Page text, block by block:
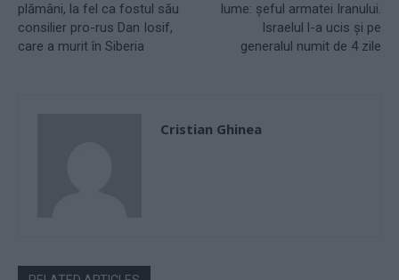
plămâni, la fel ca fostul său
consilier pro-rus Dan Iosif,
care a murit în Siberia
lume: șeful armatei Iranului.
Israelul l-a ucis și pe
generalul numit de 4 zile
Cristian Ghinea